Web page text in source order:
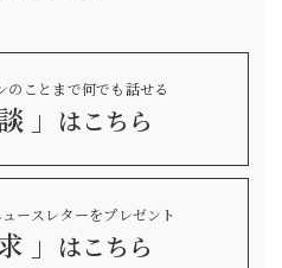
のことまで何でも話せる
」 はこちら
ースレターをプレゼント
」 はこちら